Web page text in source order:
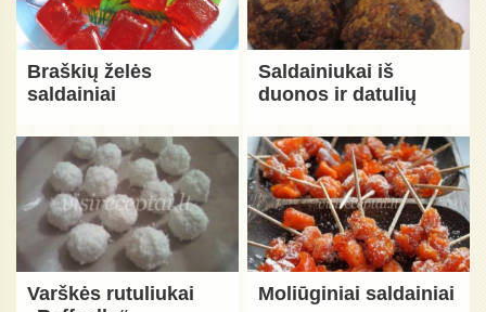
Braškių želės
saldainiai
Saldainiukai iš
duonos ir datulių
Varškės rutuliukai
Moliūginiai saldainiai